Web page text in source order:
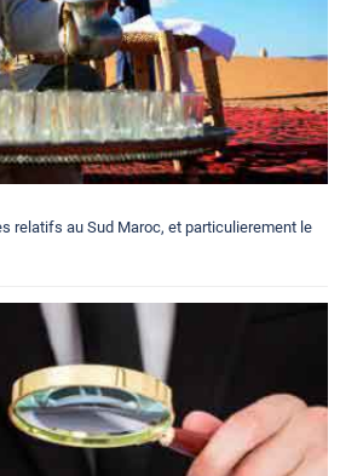
relatifs au Sud Maroc, et particulierement le